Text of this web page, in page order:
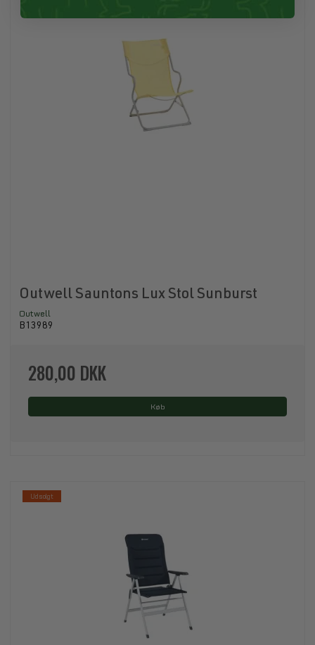
Outwell Sauntons Lux Stol Sunburst
Outwell
B13989
280,00 DKK
Køb
Udsolgt